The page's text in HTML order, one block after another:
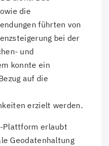
die
führten von
bei der
und
konnte ein
auf die
erzielt werden.
Plattform erlaubt
Geodatenhaltung